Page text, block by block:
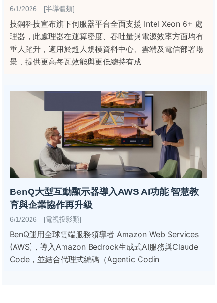
6/1/2026 [半導體類]
技鋼科技宣布旗下伺服器平台全面支援 Intel Xeon 6+ 處
理器，此處理器在運算密度、吞吐量與電源效率方面均有
重大躍升，適用於超大規模資料中心、雲端及電信部署場
景，提供更高每瓦效能與更低總持有成
BenQ大型互動顯示器導入AWS AI功能 智慧教
育與企業協作再升級
6/1/2026 [電視投影類]
BenQ運用全球雲端服務領導者 Amazon Web Services
(AWS)，導入Amazon Bedrock生成式AI服務與Claude
Code，並結合代理式編碼（Agentic Codin